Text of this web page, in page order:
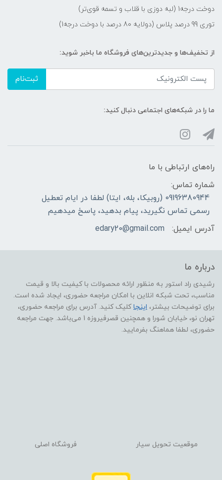
دوخت درجه1 (لبه دوزی با قلاب و تسمه قوی‌تر)
توری 99 درصد پلاس (دولایه 80 درصد با دوخت درجه1)
از تخفیف‌ها و جدیدترین‌های فروشگاه ما باخبر شوید:
ثبت‌نام
ما را در شبکه‌های اجتماعی دنبال کنید:
راه‌های ارتباطی با ما
شماره تماس:
09196380944 (روبیکا، بله، ایتا) لطفا در ایام تعطیل
رسمی تماس نگیرید، پیام بدهید، پاسخ میدهیم
آدرس ایمیل:
edary20@gmail.com
درباره ما
رشیدی راد استور به منظور ارائه محصولات با کیفیت بالا و قیمت
مناسب، تحت شبکه انلاین با امکان مراجعه حضوری، ایجاد شده است.
برای توضیحات بیشتر، اینجاکلیک کنید. آدرس برای مراجعه حضوری،
تهران نو، خیابان شورا و همچنین قصرفیروزه 1 می‌باشد. جهت مراجعه
حضوری، لطفا هماهنگ بفرمایید.
موقعیت تحویل سیار فروشگاه اصلی